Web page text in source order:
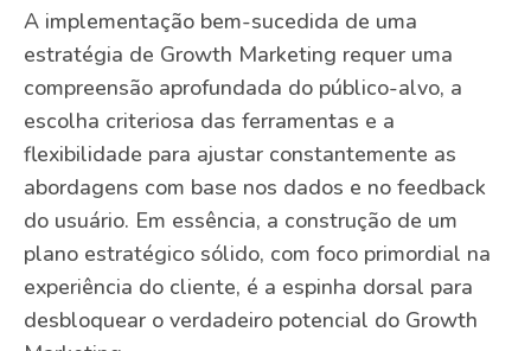
A implementação bem-sucedida de uma
estratégia de Growth Marketing requer uma
compreensão aprofundada do público-alvo, a
escolha criteriosa das ferramentas e a
flexibilidade para ajustar constantemente as
abordagens com base nos dados e no feedback
do usuário. Em essência, a construção de um
plano estratégico sólido, com foco primordial na
experiência do cliente, é a espinha dorsal para
desbloquear o verdadeiro potencial do Growth